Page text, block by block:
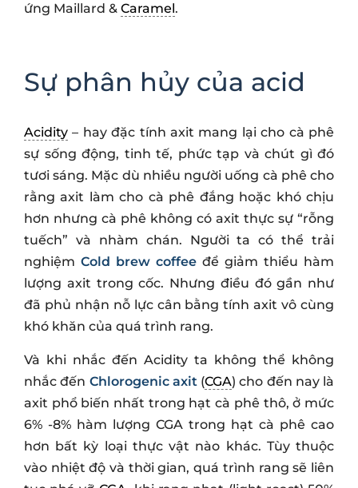
ứng Maillard & Caramel.
Sự phân hủy của acid
Acidity – hay đặc tính axit mang lại cho cà phê
sự sống động, tinh tế, phức tạp và chút gì đó
tươi sáng. Mặc dù nhiều người uống cà phê cho
rằng axit làm cho cà phê đắng hoặc khó chịu
hơn nhưng cà phê không có axit thực sự “rỗng
tuếch” và nhàm chán. Người ta có thể trải
nghiệm Cold brew coffee để giảm thiểu hàm
lượng axit trong cốc. Nhưng điều đó gần như
đã phủ nhận nỗ lực cân bằng tính axit vô cùng
khó khăn của quá trình rang.
Và khi nhắc đến Acidity ta không thể không
nhắc đến Chlorogenic axit (CGA) cho đến nay là
axit phổ biến nhất trong hạt cà phê thô, ở mức
6% -8% hàm lượng CGA trong hạt cà phê cao
hơn bất kỳ loại thực vật nào khác. Tùy thuộc
vào nhiệt độ và thời gian, quá trình rang sẽ liên